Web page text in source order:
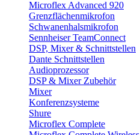
Microflex Advanced 920
Grenzflächenmikrofon
Schwanenhalsmikrofon
Sennheiser TeamConnect
DSP, Mixer & Schnittstellen
Dante Schnittstellen
Audioprozessor
DSP & Mixer Zubehör
Mixer
Konferenzsysteme
Shure
Microflex Complete